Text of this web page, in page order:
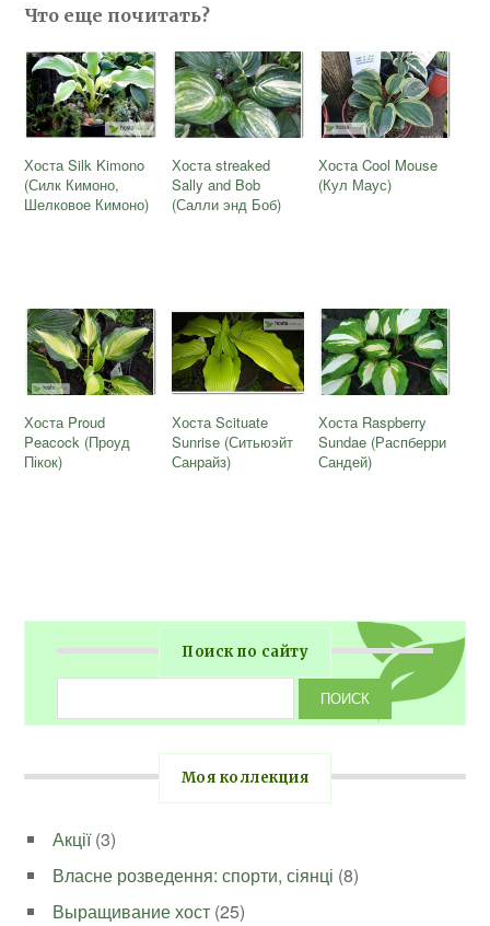
Что еще почитать?
Хоста Silk Kimono
(Силк Кимоно,
Шелковое Кимоно)
Хоста streaked
Sally and Bob
(Салли энд Боб)
Хоста Cool Mouse
(Кул Маус)
Хоста Proud
Peacock (Проуд
Пікок)
Хоста Scituate
Sunrise (Ситьюэйт
Санрайз)
Хоста Raspberry
Sundae (Распберри
Сандей)
Поиск по сайту
Моя коллекция
Акції(3)
Власне розведення: спорти, сіянці (8)
Выращивание хост (25)